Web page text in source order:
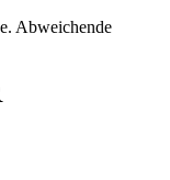
Abweichende